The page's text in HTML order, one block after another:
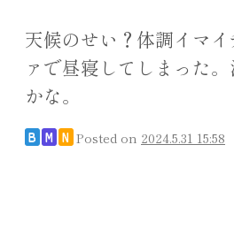
天候のせい？体調イマ
ァで昼寝してしまった
かな。
B M N Posted on 2024.5.31 15:58